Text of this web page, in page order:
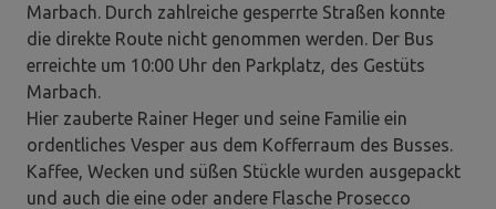
Marbach. Durch zahlreiche gesperrte Straßen konnte
die direkte Route nicht genommen werden. Der Bus
erreichte um 10:00 Uhr den Parkplatz, des Gestüts
Marbach.
Hier zauberte Rainer Heger und seine Familie ein
ordentliches Vesper aus dem Kofferraum des Busses.
Kaffee, Wecken und süßen Stückle wurden ausgepackt
und auch die eine oder andere Flasche Prosecco